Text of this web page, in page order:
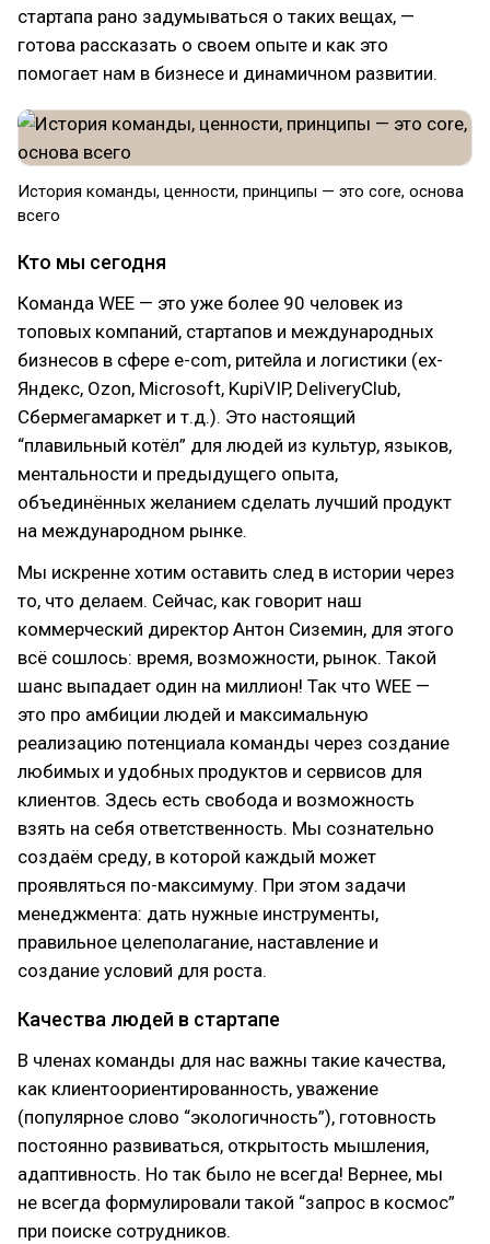
стартапа рано задумываться о таких вещах, —
готова рассказать о своем опыте и как это
помогает нам в бизнесе и динамичном развитии.
История команды, ценности, принципы — это core, основа
всего
Кто мы сегодня
Команда WEE — это уже более 90 человек из
топовых компаний, стартапов и международных
бизнесов в сфере e-com, ритейла и логистики (ex-
Яндекс, Ozon, Microsoft, KupiVIP, DeliveryClub,
Сбермегамаркет и т.д.). Это настоящий
“плавильный котёл” для людей из культур, языков,
ментальности и предыдущего опыта,
объединённых желанием сделать лучший продукт
на международном рынке.
Мы искренне хотим оставить след в истории через
то, что делаем. Сейчас, как говорит наш
коммерческий директор Антон Сиземин, для этого
всё сошлось: время, возможности, рынок. Такой
шанс выпадает один на миллион! Так что WEE —
это про амбиции людей и максимальную
реализацию потенциала команды через создание
любимых и удобных продуктов и сервисов для
клиентов. Здесь есть свобода и возможность
взять на себя ответственность. Мы сознательно
создаём среду, в которой каждый может
проявляться по-максимуму. При этом задачи
менеджмента: дать нужные инструменты,
правильное целеполагание, наставление и
создание условий для роста.
Качества людей в стартапе
В членах команды для нас важны такие качества,
как клиентоориентированность, уважение
(популярное слово “экологичность”), готовность
постоянно развиваться, открытость мышления,
адаптивность. Но так было не всегда! Вернее, мы
не всегда формулировали такой “запрос в космос”
при поиске сотрудников.